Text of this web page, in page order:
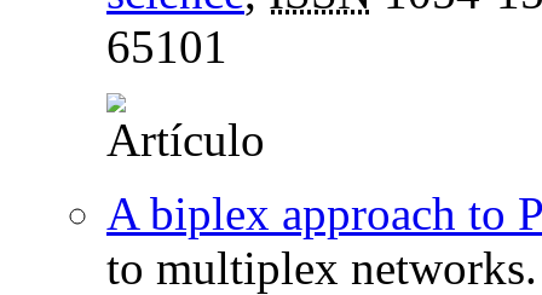
65101
A biplex approach to
to multiplex networks.